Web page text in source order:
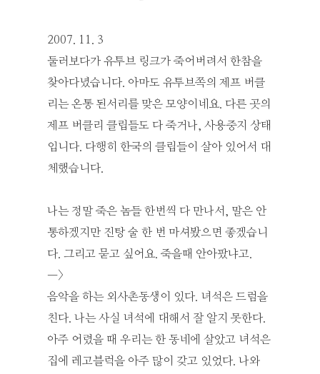
2007. 11. 3
둘러보다가 유투브 링크가 죽어버려서 한참을
찾아다녔습니다. 아마도 유투브쪽의 제프 버클
리는 온통 된서리를 맞은 모양이네요. 다른 곳의
제프 버클리 클립들도 다 죽거나, 사용중지 상태
입니다. 다행히 한국의 클립들이 살아 있어서 대
체했습니다.
나는 정말 죽은 놈들 한번씩 다 만나서, 말은 안
통하겠지만 진탕 술 한 번 마셔봤으면 좋겠습니
다. 그리고 묻고 싶어요. 죽을때 안아팠냐고.
—>
음악을 하는 외사촌동생이 있다. 녀석은 드럼을
친다. 나는 사실 녀석에 대해서 잘 알지 못한다.
아주 어렸을 때 우리는 한 동네에 살았고 녀석은
집에 레고블럭을 아주 많이 갖고 있었다. 나와